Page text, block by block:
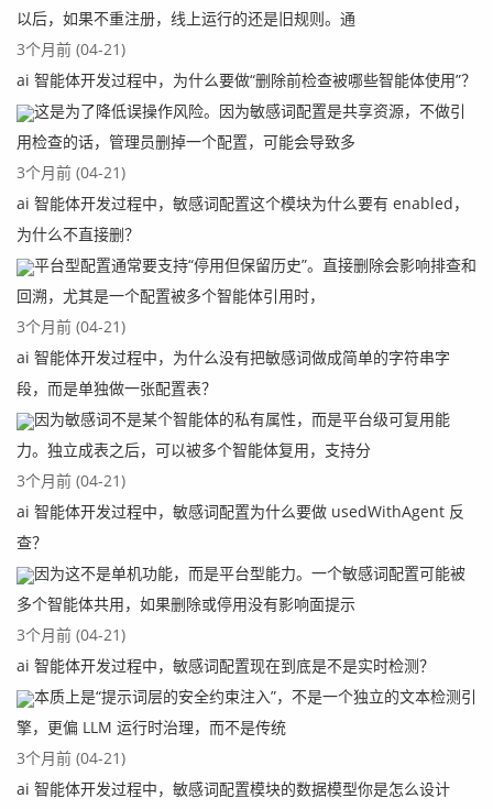
以后，如果不重注册，线上运行的还是旧规则。通
3个月前 (04-21)
ai 智能体开发过程中，为什么要做“删除前检查被哪些智能体使用”？
这是为了降低误操作风险。因为敏感词配置是共享资源，不做引
用检查的话，管理员删掉一个配置，可能会导致多
3个月前 (04-21)
ai 智能体开发过程中，敏感词配置这个模块为什么要有 enabled，
为什么不直接删？
平台型配置通常要支持“停用但保留历史”。直接删除会影响排查和
回溯，尤其是一个配置被多个智能体引用时，
3个月前 (04-21)
ai 智能体开发过程中，为什么没有把敏感词做成简单的字符串字
段，而是单独做一张配置表？
因为敏感词不是某个智能体的私有属性，而是平台级可复用能
力。独立成表之后，可以被多个智能体复用，支持分
3个月前 (04-21)
ai 智能体开发过程中，敏感词配置为什么要做 usedWithAgent 反
查？
因为这不是单机功能，而是平台型能力。一个敏感词配置可能被
多个智能体共用，如果删除或停用没有影响面提示
3个月前 (04-21)
ai 智能体开发过程中，敏感词配置现在到底是不是实时检测？
本质上是“提示词层的安全约束注入”，不是一个独立的文本检测引
擎，更偏 LLM 运行时治理，而不是传统
3个月前 (04-21)
ai 智能体开发过程中，敏感词配置模块的数据模型你是怎么设计